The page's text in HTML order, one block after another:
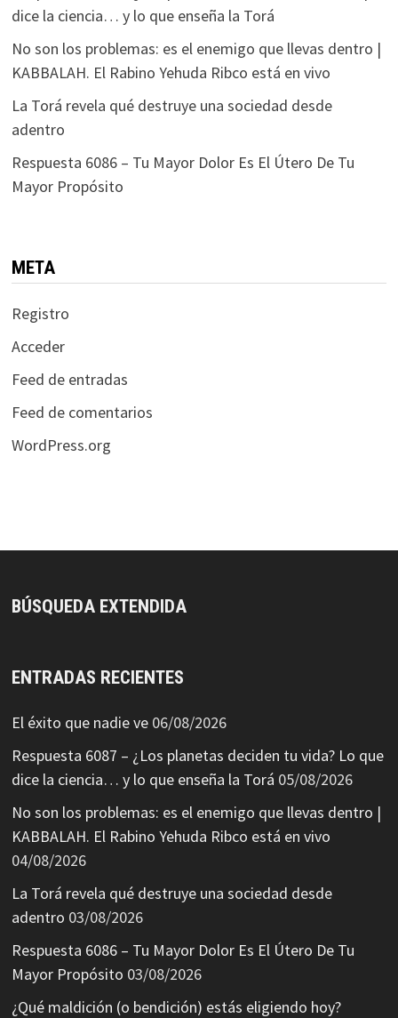
dice la ciencia… y lo que enseña la Torá
No son los problemas: es el enemigo que llevas dentro |
KABBALAH. El Rabino Yehuda Ribco está en vivo
La Torá revela qué destruye una sociedad desde
adentro
Respuesta 6086 – Tu Mayor Dolor Es El Útero De Tu
Mayor Propósito
META
Registro
Acceder
Feed de entradas
Feed de comentarios
WordPress.org
BÚSQUEDA EXTENDIDA
ENTRADAS RECIENTES
El éxito que nadie ve 06/08/2026
Respuesta 6087 – ¿Los planetas deciden tu vida? Lo que
dice la ciencia… y lo que enseña la Torá 05/08/2026
No son los problemas: es el enemigo que llevas dentro |
KABBALAH. El Rabino Yehuda Ribco está en vivo
04/08/2026
La Torá revela qué destruye una sociedad desde
adentro 03/08/2026
Respuesta 6086 – Tu Mayor Dolor Es El Útero De Tu
Mayor Propósito 03/08/2026
¿Qué maldición (o bendición) estás eligiendo hoy?